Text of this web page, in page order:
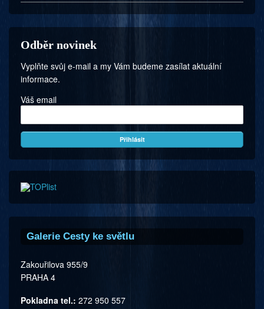
Odběr novinek
Vyplňte svůj e-mail a my Vám budeme zasílat aktuální
informace.
Váš email
Galerie Cesty ke světlu
Zakouřilova 955/9
PRAHA 4
Pokladna tel.: 272 950 557